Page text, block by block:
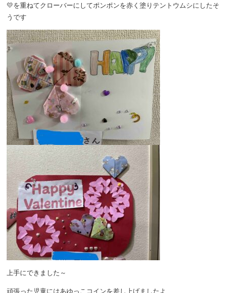
💛を重ねてクローバーにしてポンポンを赤く塗りテントウムシにしたそ
うです
上手にできました～
頑張った児童にはあゆっこコインを差し上げましたよ